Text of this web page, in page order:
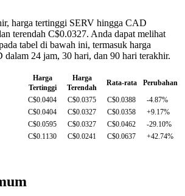
harga tertinggi SERV hingga CAD
terendah C$0.0327. Anda dapat melihat
tabel di bawah ini, termasuk harga
24 jam, 30 hari, dan 90 hari terakhir.
Harga
Tertinggi
Harga
Terendah
Rata-rata
Perubahan
C$0.0404 C$0.0375 C$0.0388
-4.87%
C$0.0404 C$0.0327 C$0.0358
+9.17%
C$0.0595 C$0.0327 C$0.0462
-29.10%
C$0.1130 C$0.0241 C$0.0637 +42.74%